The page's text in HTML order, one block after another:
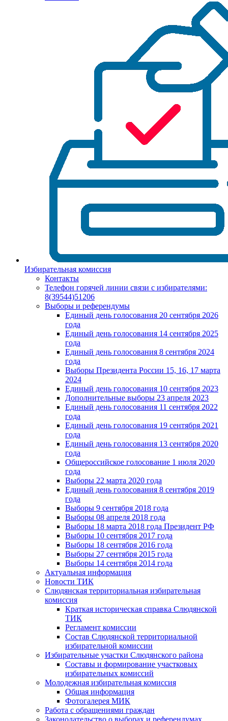
Избирательная комиссия
Контакты
Телефон горячей линии связи с избирателями:
8(39544)51206
Выборы и референдумы
Единый день голосования 20 сентября 2026
года
Единый день голосования 14 сентября 2025
года
Единый день голосования 8 сентября 2024
года
Выборы Президента России 15, 16, 17 марта
2024
Единый день голосования 10 сентября 2023
Дополнительные выборы 23 апреля 2023
Единый день голосования 11 сентября 2022
года
Единый день голосования 19 сентября 2021
года
Единый день голосования 13 сентября 2020
года
Общероссийское голосование 1 июля 2020
года
Выборы 22 марта 2020 года
Единый день голосования 8 сентября 2019
года
Выборы 9 сентября 2018 года
Выборы 08 апреля 2018 года
Выборы 18 марта 2018 года Президент РФ
Выборы 10 сентября 2017 года
Выборы 18 сентября 2016 года
Выборы 27 сентября 2015 года
Выборы 14 сентября 2014 года
Актуальная информация
Новости ТИК
Слюдянская территориальная избирательная
комиссия
Краткая историческая справка Слюдянской
ТИК
Регламент комиссии
Состав Слюдянской территориальной
избирательной комиссии
Избирательные участки Слюдянского района
Составы и формирование участковых
избирательных комиссий
Молодежная избирательная комиссия
Общая информация
Фотогалерея МИК
Работа с обращениями граждан
Законодательство о выборах и референдумах